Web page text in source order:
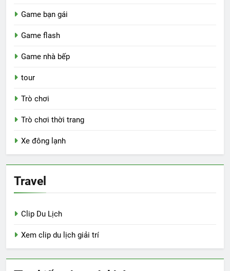
Game bạn gái
Game flash
Game nhà bếp
tour
Trò chơi
Trò chơi thời trang
Xe đông lạnh
Travel
Clip Du Lịch
Xem clip du lịch giải trí